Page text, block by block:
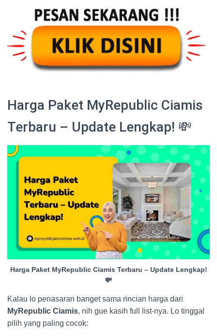
Harga Paket MyRepublic Ciamis
Terbaru – Update Lengkap! 💸
Harga Paket MyRepublic Ciamis Terbaru – Update Lengkap!
💸
Kalau lo penasaran banget sama rincian harga dari
MyRepublic Ciamis, nih gue kasih full list-nya. Lo tinggal
pilih yang paling cocok: